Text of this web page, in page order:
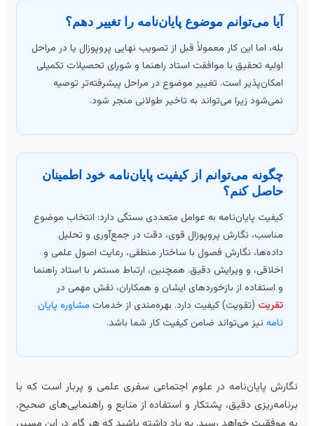
آیا می‌توانم موضوع پایان‌نامه را تغییر دهم؟
بله، اما این کار معمولاً قبل از تصویب نهایی پروپوزال یا در مراحل
اولیه تحقیق با موافقت استاد راهنما و شورای تحصیلات تکمیلی
امکان‌پذیر است. تغییر موضوع در مراحل پیشرفته‌تر توصیه
نمی‌شود زیرا می‌تواند به تاخیر طولانی منجر شود.
چگونه می‌توانم از کیفیت پایان‌نامه خود اطمینان
حاصل کنم؟
کیفیت پایان‌نامه به عوامل متعددی بستگی دارد: انتخاب موضوع
مناسب، نگارش پروپوزال قوی، دقت در جمع‌آوری و تحلیل
داده‌ها، نگارش فصول با ساختار منطقی، رعایت اصول علمی و
اخلاقی، و ویرایش دقیق. همچنین، ارتباط مستمر با استاد راهنما
و استفاده از بازخوردهای ایشان و همکاران، نقش مهمی در
تقریت(تقویت) کیفیت دارد. بهره‌مندی از خدماتمشاوره پایان
نیز می‌تواند ضامن کیفیت کار شما باشد.
پایان‌نامه در علوم اجتماعی سفری علمی و پربار است که با
دقیق، پشتکار و استفاده از منابع و راهنمایی‌های صحیح،